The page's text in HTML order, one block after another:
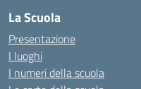
La Scuola
Presentazione
I luoghi
I numeri della scuola